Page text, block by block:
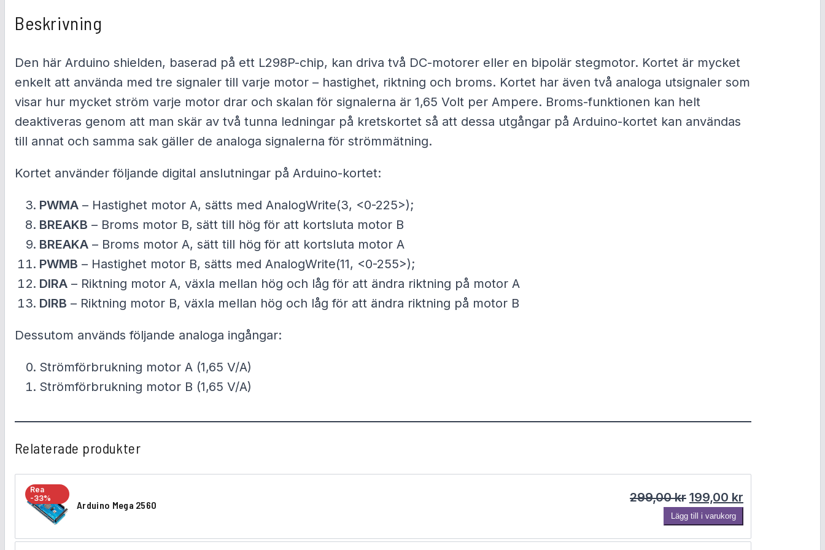
ä
n
g
d
Beskrivning
Den här Arduino shielden, baserad på ett L298P-chip, kan driva två DC-motorer eller en bipolär stegmotor. Kortet är mycket
enkelt att använda med tre signaler till varje motor – hastighet, riktning och broms. Kortet har även två analoga utsignaler som
visar hur mycket ström varje motor drar och skalan för signalerna är 1,65 Volt per Ampere. Broms-funktionen kan helt
deaktiveras genom att man skär av två tunna ledningar på kretskortet så att dessa utgångar på Arduino-kortet kan användas
till annat och samma sak gäller de analoga signalerna för strömmätning.
Kortet använder följande digital anslutningar på Arduino-kortet:
PWMA – Hastighet motor A, sätts med AnalogWrite(3, <0-225>);
BREAKB – Broms motor B, sätt till hög för att kortsluta motor B
BREAKA – Broms motor A, sätt till hög för att kortsluta motor A
PWMB – Hastighet motor B, sätts med AnalogWrite(11, <0-255>);
DIRA – Riktning motor A, växla mellan hög och låg för att ändra riktning på motor A
DIRB – Riktning motor B, växla mellan hög och låg för att ändra riktning på motor B
Dessutom används följande analoga ingångar:
Strömförbrukning motor A (1,65 V/A)
Strömförbrukning motor B (1,65 V/A)
Relaterade produkter
r
Rea
-33%
Arduino Mega 2560
299,00kr Det ursprungliga
199,00 kr
Lägg till i varukorg